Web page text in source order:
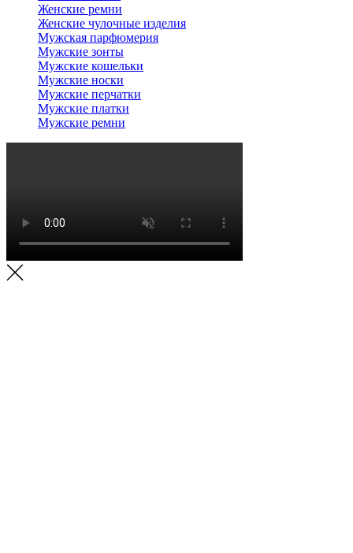
Женские ремни
Женские чулочные изделия
Мужская парфюмерия
Мужские зонты
Мужские кошельки
Мужские носки
Мужские перчатки
Мужские платки
Мужские ремни